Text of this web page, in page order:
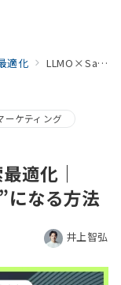
適化 LLMO×SaaS時代のAI検索最適化｜ChatGPTに”選ばれる企業”になる方法
ーケティング
適化｜
になる方法
井上智弘